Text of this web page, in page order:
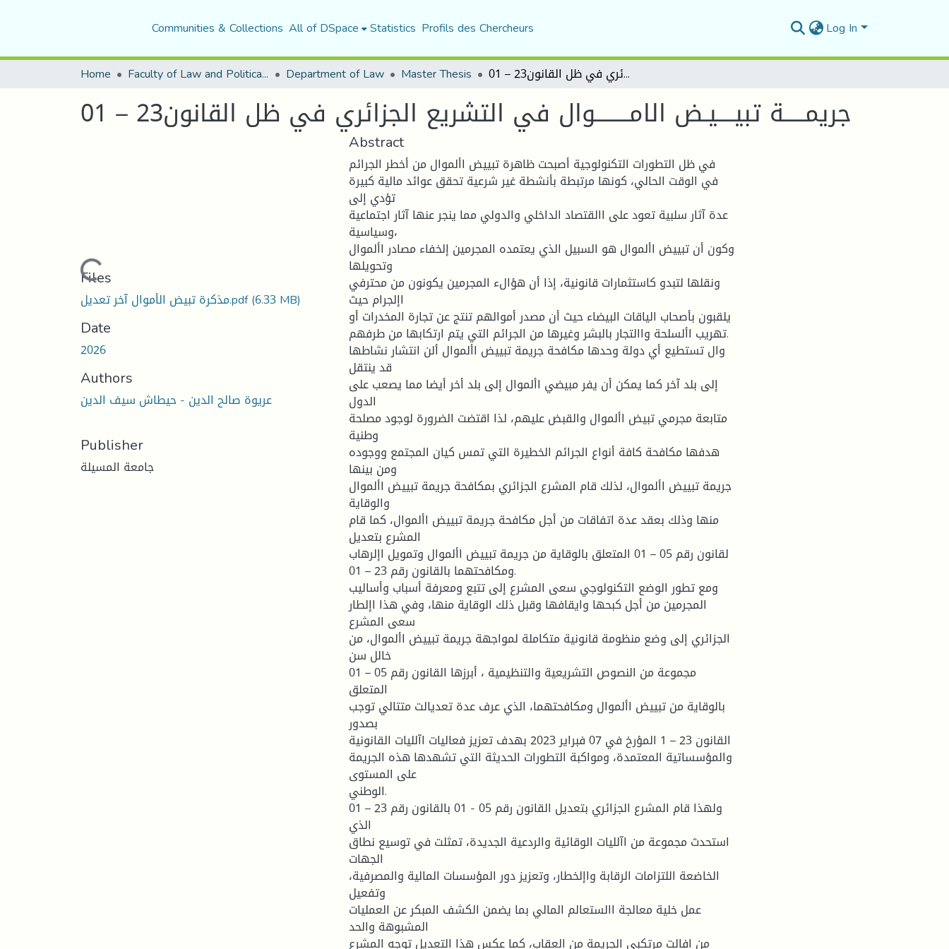
Communities & Collections All of DSpace Statistics Profils des Chercheurs Log In
Home Faculty of Law and Political Science Department of Law Master Thesis جريمـــــة تبيــــيـض الامــــــــوال في التشريع الجزائري في ظل القانون23 – 01
جريمـــــة تبيــــيـض الامــــــــوال في التشريع الجزائري في ظل القانون23 – 01
Loading...
Files
مذكرة تبيض الأموال آخر تعديل.pdf(6.33 MB)
Date
2026
Authors
عريوة صالح الدين - حيطاش سيف الدين
Publisher
جامعة المسيلة
Abstract
في ظل التطورات التكنولوجية أصبحت ظاهرة تبييض األموال من أخطر الجرائم
في الوقت الحالي، كونها مرتبطة بأنشطة غير شرعية تحقق عوائد مالية كبيرة
تؤدي إلى
عدة آثار سلبية تعود على االقتصاد الداخلي والدولي مما ينجر عنها آثار اجتماعية
وسياسية،
وكون أن تبييض األموال هو السبيل الذي يعتمده المجرمين إلخفاء مصادر األموال
وتحويلها
ونقلها لتبدو كاستثمارات قانونية، إذا أن هؤالء المجرمين يكونون من محترفي
اإلجرام حيث
يلقبون بأصحاب الياقات البيضاء حيث أن مصدر أموالهم تنتج عن تجارة المخدرات أو
تهريب األسلحة واالتجار بالبشر وغيرها من الجرائم التي يتم ارتكابها من طرفهم.
وال تستطيع أي دولة وحدها مكافحة جريمة تبييض األموال ألن انتشار نشاطها
قد ينتقل
إلى بلد آخر كما يمكن أن يفر مبيضي األموال إلى بلد أخر أيضا مما يصعب على
الدول
متابعة مجرمي تبيض األموال والقبض عليهم، لذا اقتضت الضرورة لوجود مصلحة
وطنية
هدفها مكافحة كافة أنواع الجرائم الخطيرة التي تمس كيان المجتمع ووجوده
ومن بينها
جريمة تبييض األموال، لذلك قام المشرع الجزائري بمكافحة جريمة تبييض األموال
والوقاية
منها وذلك بعقد عدة اتفاقات من أجل مكافحة جريمة تبييض األموال، كما قام
المشرع بتعديل
لقانون رقم 05 – 01 المتعلق بالوقاية من جريمة تبييض األموال وتمويل اإلرهاب
ومكافحتهما بالقانون رقم 23 – 01.
ومع تطور الوضع التكنولوجي سعى المشرع إلى تتبع ومعرفة أسباب وأساليب
المجرمين من أجل كبحها وايقافها وقبل ذلك الوقاية منها، وفي هذا اإلطار
سعى المشرع
الجزائري إلى وضع منظومة قانونية متكاملة لمواجهة جريمة تبييض األموال، من
خالل سن
مجموعة من النصوص التشريعية والتنظيمية ، أبرزها القانون رقم 05 – 01
المتعلق
بالوقاية من تبييض األموال ومكافحتهما، الذي عرف عدة تعديالت متتالي توجب
بصدور
القانون 23 – 1 المؤرخ في 07 فبراير 2023 بهدف تعزيز فعاليات اآلليات القانونية
والمؤسساتية المعتمدة، ومواكبة التطورات الحديثة التي تشهدها هذه الجريمة
على المستوى
الوطني.
ولهذا قام المشرع الجزائري بتعديل القانون رقم 05 - 01 بالقانون رقم 23 – 01
الذي
استحدث مجموعة من اآلليات الوقائية والردعية الجديدة، تمثلت في توسيع نطاق
الجهات
الخاضعة اللتزامات الرقابة واإلخطار، وتعزيز دور المؤسسات المالية والمصرفية،
وتفعيل
عمل خلية معالجة االستعالم المالي بما يضمن الكشف المبكر عن العمليات
المشبوهة والحد
من افالت مرتكبي الجريمة من العقاب، كما عكس هذا التعديل توجه المشرع